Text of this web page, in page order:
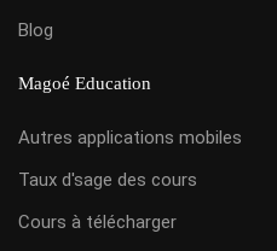
Blog
Magoé Education
Autres applications mobiles
Taux d'sage des cours
Cours à télécharger